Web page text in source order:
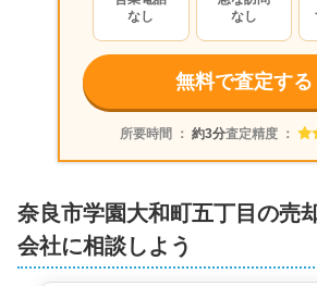
なし
なし
無料で査定する
所要時間 ： 約3分査定精度 ：
奈良市学園大和町五丁目の売
会社に相談しよう